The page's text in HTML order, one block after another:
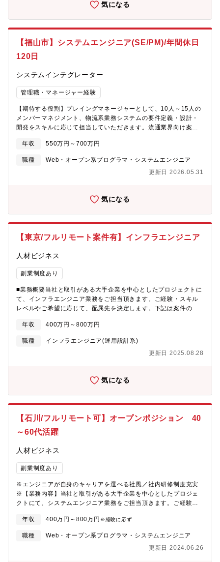
動画や課題をカリキュラム化して、ご自身のペースで習得可能で
等の異業種に挑戦する社員もおり、知識・経験をベースとして
らノウハウ吸収！エンジニアとして30年以上(設計、評価、生産技
術等)経験している方が講師として、社員への技術継承をしていき
し、2022年1月に新事業を発足。教育や受託案件に対応できるよ
育が受けられる体制を整えています。■工夫・改善・挑戦する社風
ニアの平均年齢は若く、入社して間もない社員でも会社事業に直
結するような大きなプロジェクトに携われる環境があります。エ
ンジニアとして第一線で活躍したい方、派遣から請負、転籍…直
方向へ進むことができる、許容する社風です。※実際に30代エン
ジニア発信で、現場で使用する加工品の仕入れ販売～納入の事業
気になる
【福山市】システムエンジニア(SE/PM)/年間休日
120日
システムインテグレーター
管理職・マネージャー経験
【期待する役割】プレイングマネージャーとして、10人～15人の
メンバーマネジメント、物流系業務システムの要件定義・設計・
開発をスキルに応じて担当していただきます。流通業界向け案件
計・プロジェクメンバーの管理・プロジェクメンバー育成【開発
案件】・自社内における受託開発がメインです・物流、大手企業
との取引きが多いです 【開発実績】・「Sche-Log(スケログ)」
クラウド型シフト自動作成ツール・「エース サンクスシェア(ACE
業時間は10時間/月以内です・有給休暇も取りやすい社風です・キ
築しています・規模拡大フェーズでの役職を目指せるポジション
会や外部セミナーの受講を推奨しています・時間をかけながらメ
と関わり互いの知識を高めることが可能です
年収 550万円～700万円
職種
Web・オープン系プログラマ・システムエンジニア
更新日 2026.05.31
気になる
【東京/フルリモート案件有】インフラエンジニア
人材ビジネス
副業制度あり
■業務概要当社と取引がある大手企業を中心としたプロジェクトに
て、インフラエンジニア業務をご担当頂きます。ご経験・スキル
レベルやご希望に応じて、配属先を決定します。下記は案件の一
構築・サーバのリプレイス作業にあたってのダウンサイジング及
びサーバ構築、検討・各NASのリプレイス検討・スポットファイ
アを用いたスタンドアローンサーバの構築及び構想検討※原則、
配属先は本人の経験・希望するキャリアを優先して決定します。■
に教育用の動画や課題をカリキュラム化して、ご自身のペースで
系・物流系等の異業種に挑戦する社員もおり、知識・経験をベー
ジニアからノウハウ吸収！エンジニアとして30年以上(設計、評
価、生産技術等)経験している方が講師として、社員への技術継承
上げを目指し、2022年1月に新事業を発足。教育や受託案件に対
に関する教育が受けられる体制を整えています。■工夫・改善・挑
当社エンジニアの平均年齢は若く、入社して間もない社員でも会
社事業に直結するような大きなプロジェクトに携われる環境があ
ります。エンジニアとして第一線で活躍したい方、派遣から請
身のやりたい方向へ進むことができる、許容する社風です。＜勤
務地詳細＞顧客先（東京都）住所：東京都受動喫煙対策：屋内全
年収 400万円～800万円
職種
インフラエンジニア(運用設計系)
更新日 2025.08.28
気になる
【石川/フルリモート可】オープンポジション 40
～60代活躍
人材ビジネス
副業制度あり
※エンジニアが自身のキャリアを選べる社風／社内研修制度充実
※【業務内容】当社と取引がある大手企業を中心としたプロジェ
クトにて、システムエンジニア業務をご担当頂きます。ご経験・
例1：EVスタンドを検索できるアプリの開発 ■案件事例2：クレジ
ットカード会社の信販システムの開発■研修制度研修制度を活用し
て、日々の業務をこなしながらキャリアアップ・キャリアチェン
ジを目指すことができます。(社員用HPに教育用の動画や課題をカ
年収 400万円～800万円 ※経験に応ず
職種
Web・オープン系プログラマ・システムエンジニア
更新日 2024.06.26